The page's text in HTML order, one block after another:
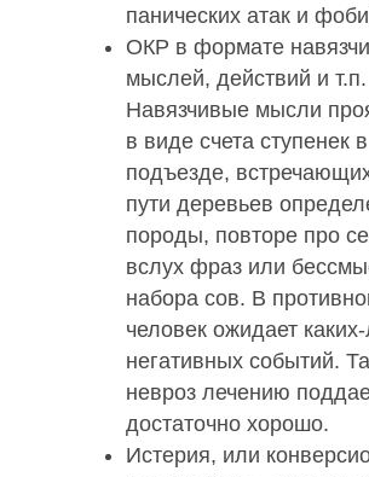
панических атак и
ОКР в формате
мыслей, действий и т.п.
Навязчивые мысли
в виде счета ступенек в
подъезде,
пути деревьев
породы, повторе про
вслух фраз или
набора сов. В
человек ожидает
негативных событий.
невроз лечению
достаточно хорошо.
Истерия, или